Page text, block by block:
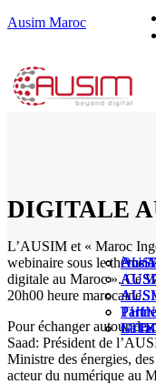
Ausim Maroc
Le
Our
Moral
DE LA
DIGITALE
L’AUSIM et « Maroc
webinaire sous le thème:
digitale au Maroc ». Ce
20h00 heure marocaine.
Pour échanger autour de
Saad: Président de
Ministre des énergies,
acteur du numérique au